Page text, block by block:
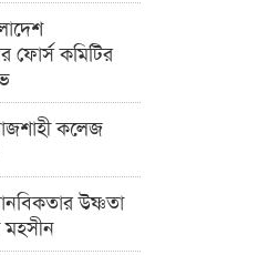
ফোর্স কমিটির
কলেজ
উষ্ণতা